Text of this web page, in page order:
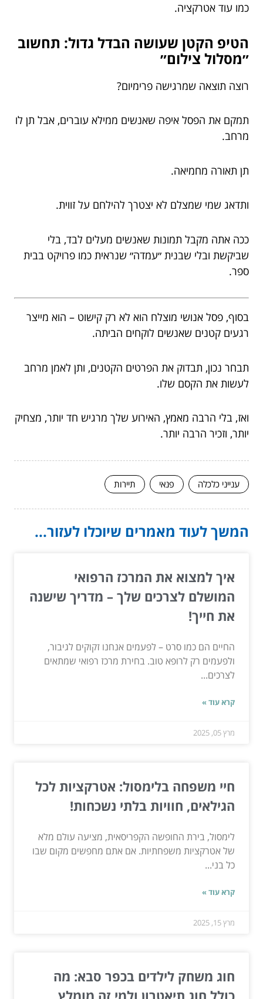
כמו עוד אטרקציה.
הטיפ הקטן שעושה הבדל גדול: תחשוב
״מסלול צילום״
רוצה תוצאה שמרגישה פרימיום?
תמקם את הפסל איפה שאנשים ממילא עוברים, אבל תן לו
מרחב.
תן תאורה מחמיאה.
ותדאג שמי שמצלם לא יצטרך להילחם על זווית.
ככה אתה מקבל תמונות שאנשים מעלים לבד, בלי
שביקשת ובלי שבנית ״עמדה״ שנראית כמו פרויקט בבית
ספר.
בסוף, פסל אנושי מוצלח הוא לא רק קישוט – הוא מייצר
רגעים קטנים שאנשים לוקחים הביתה.
תבחר נכון, תבדוק את הפרטים הקטנים, ותן לאמן מרחב
לעשות את הקסם שלו.
ואז, בלי הרבה מאמץ, האירוע שלך מרגיש חד יותר, מצחיק
יותר, וזכיר הרבה יותר.
ענייני כלכלה פנאי תיירות
המשך לעוד מאמרים שיוכלו לעזור...
איך למצוא את המרכז הרפואי
המושלם לצרכים שלך – מדריך שישנה
את חייך!
החיים הם כמו סרט – לפעמים אנחנו זקוקים לגיבור,
ולפעמים רק לרופא טוב. בחירת מרכז רפואי שמתאים
לצרכים...
קרא עוד »
מרץ 05, 2025
חיי משפחה בלימסול: אטרקציות לכל
הגילאים, חוויות בלתי נשכחות!
לימסול, בירת החופשה הקפריסאית, מציעה עולם מלא
של אטרקציות משפחתיות. אם אתם מחפשים מקום שבו
כל בני...
קרא עוד »
מרץ 15, 2025
חוג משחק לילדים בכפר סבא: מה
כולל חוג תיאטרון ולמי זה מומלץ